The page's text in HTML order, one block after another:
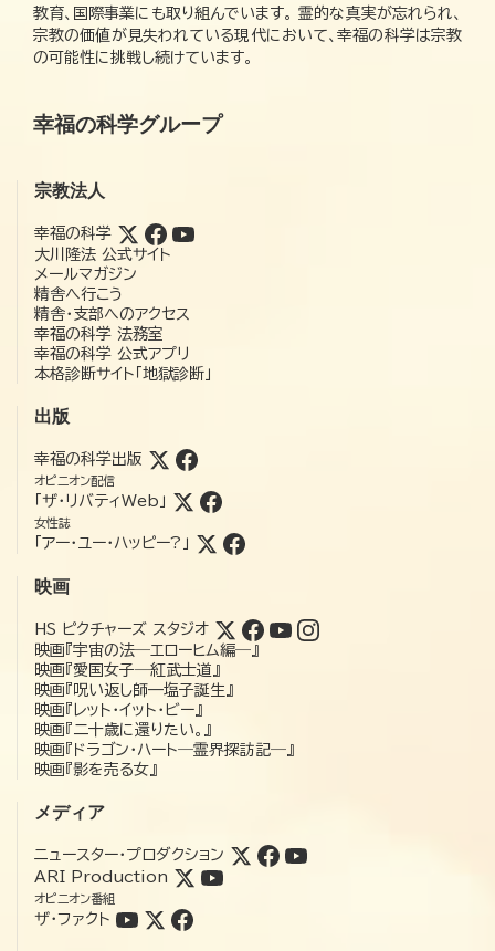
教育、国際事業にも取り組んでいます。 霊的な真実が忘れられ、
宗教の価値が見失われている現代において、幸福の科学は宗教
の可能性に挑戦し続けています。
幸福の科学グループ
宗教法人
幸福の科学
大川隆法 公式サイト
メールマガジン
精舎へ行こう
精舎・支部へのアクセス
幸福の科学 法務室
幸福の科学 公式アプリ
本格診断サイト「地獄診断」
出版
幸福の科学出版
オピニオン配信
「ザ・リバティWeb」
女性誌
「アー・ユー・ハッピー?」
映画
HS ピクチャーズ スタジオ
映画『宇宙の法―エローヒム編―』
映画『愛国女子―紅武士道』
映画『呪い返し師—塩子誕生』
映画『レット・イット・ビー』
映画『二十歳に還りたい。』
映画『ドラゴン・ハート―霊界探訪記―』
映画『影を売る女』
メディア
ニュースター・プロダクション
ARI Production
オピニオン番組
ザ・ファクト